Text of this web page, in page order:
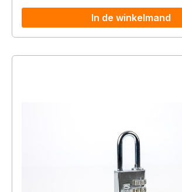
In de winkelmand